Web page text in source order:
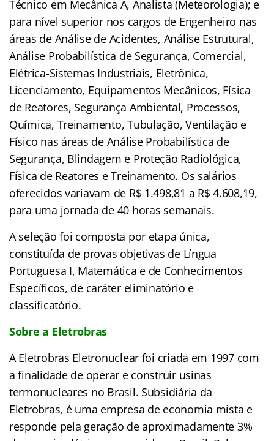
Técnico em Mecânica A, Analista (Meteorologia); e
para nível superior nos cargos de Engenheiro nas
áreas de Análise de Acidentes, Análise Estrutural,
Análise Probabilística de Segurança, Comercial,
Elétrica-Sistemas Industriais, Eletrônica,
Licenciamento, Equipamentos Mecânicos, Física
de Reatores, Segurança Ambiental, Processos,
Química, Treinamento, Tubulação, Ventilação e
Físico nas áreas de Análise Probabilística de
Segurança, Blindagem e Proteção Radiológica,
Física de Reatores e Treinamento. Os salários
oferecidos variavam de R$ 1.498,81 a R$ 4.608,19,
para uma jornada de 40 horas semanais.
A seleção foi composta por etapa única,
constituída de provas objetivas de Língua
Portuguesa I, Matemática e de Conhecimentos
Específicos, de caráter eliminatório e
classificatório.
Sobre a Eletrobras
A Eletrobras Eletronuclear foi criada em 1997 com
a finalidade de operar e construir usinas
termonucleares no Brasil. Subsidiária da
Eletrobras, é uma empresa de economia mista e
responde pela geração de aproximadamente 3%